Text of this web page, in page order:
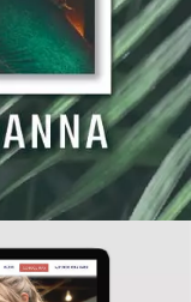
Avila